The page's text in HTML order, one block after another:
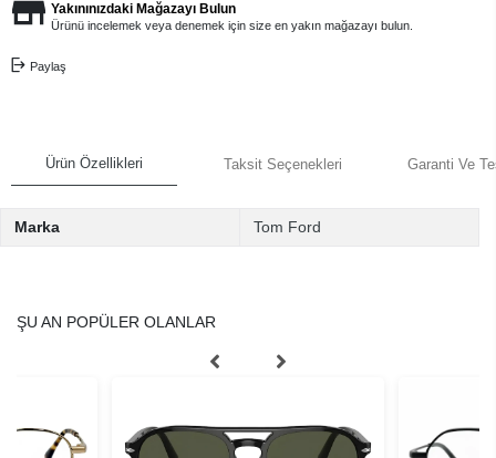
Yakınınızdaki Mağazayı Bulun
Ürünü incelemek veya denemek için size en yakın mağazayı bulun.
Paylaş
Ürün Özellikleri Taksit Seçenekleri Garanti Ve
Marka Tom Ford
ŞU AN POPÜLER OLANLAR